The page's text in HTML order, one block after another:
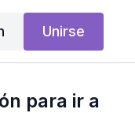
Unirse
para ir a